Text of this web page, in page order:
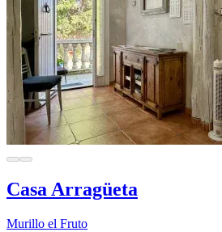
Casa Arragüeta
Murillo el Fruto